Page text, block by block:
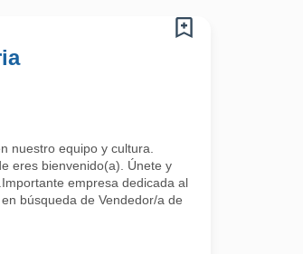
nuestro equipo y cultura.
eres bienvenido(a). Únete y
empresa dedicada al
búsqueda de Vendedor/a de